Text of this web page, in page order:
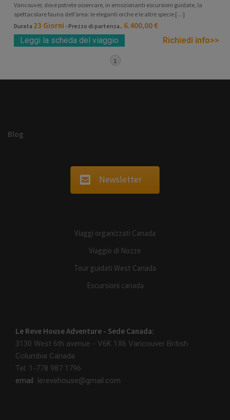
Vancouver, dove potrete osservare, in emozionanti escursioni guidate, la
spettacolare fauna dell’area: le eleganti orche e le altre specie […]
Durata 23 Giorni - Prezzo di partenza.. 6.400,00 €
Leggi la scheda del viaggio
Richiedi info>>
1
Blog
Newsletter
Viaggi organizzati Canada
Viaggio di Nozze
Tour guidati West Canada
Escursioni canada
Le Reve House Adventure - Sede Canada:
3130 West 6th avenue - V6K 1X6 Vancouver British
Columbia Canada
Tel: 1-778 987 1796
email lerevehouse@gmail.com